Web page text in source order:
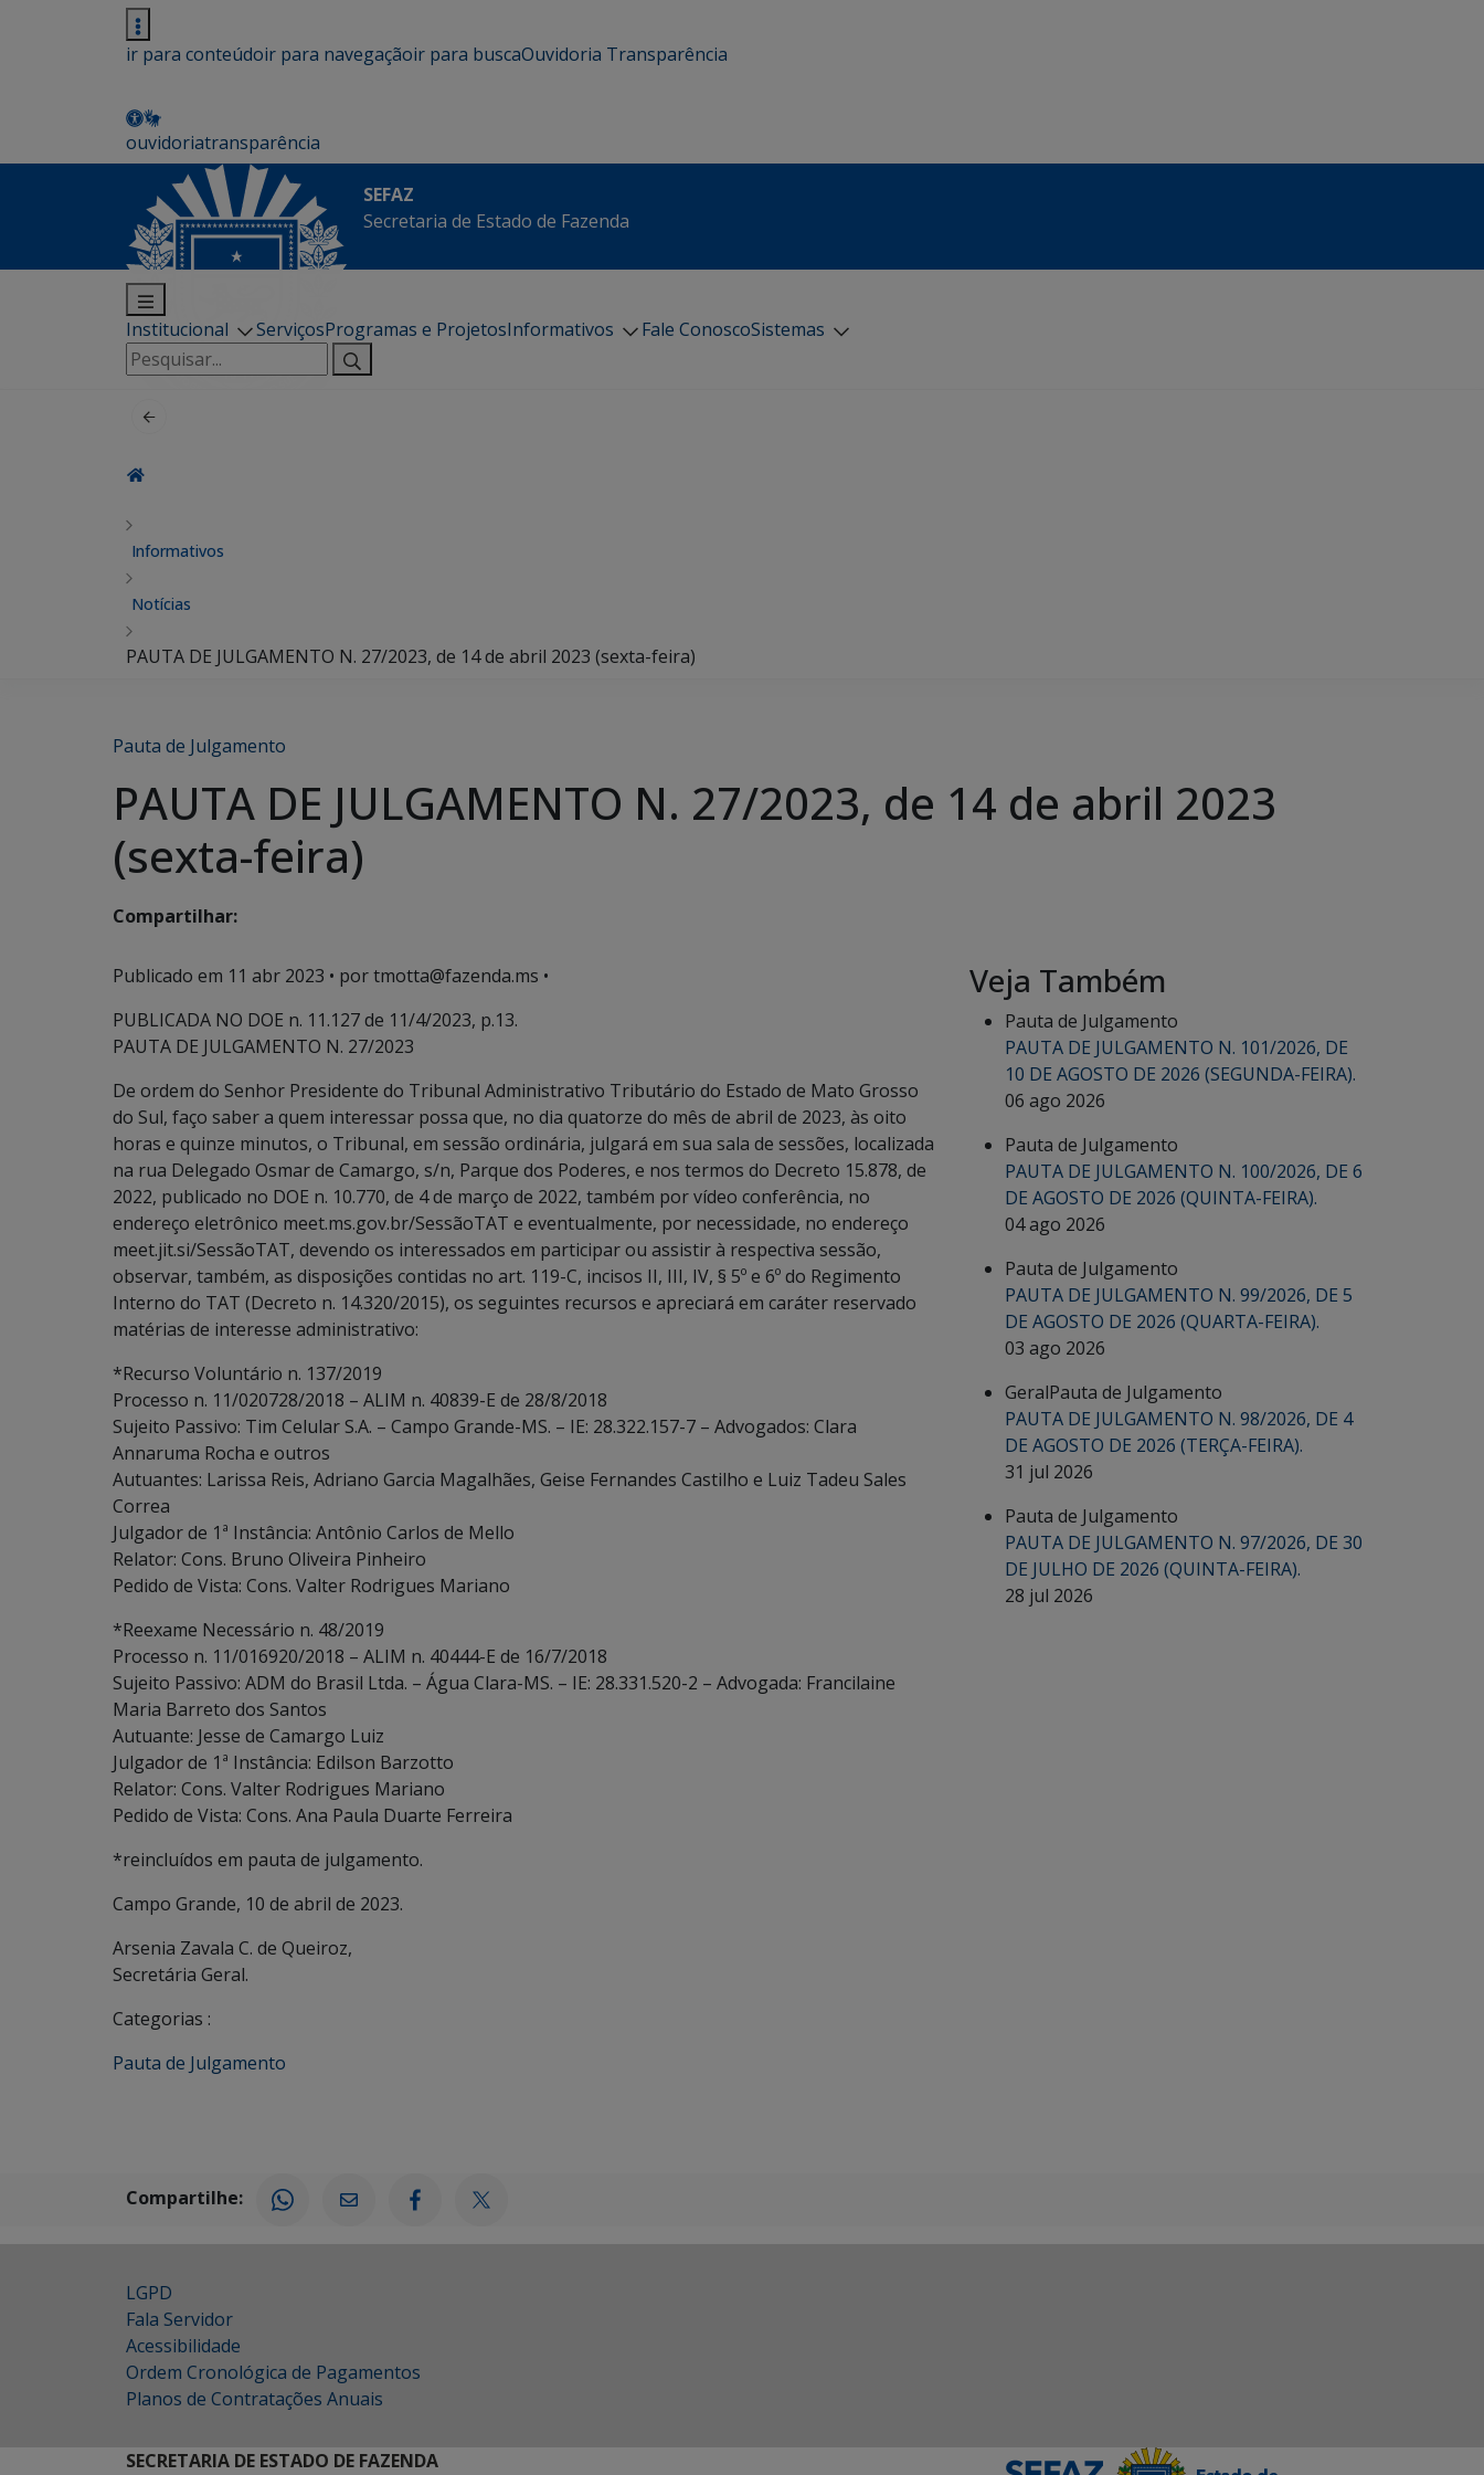
ir para conteúdoir para navegaçãoir para buscaOuvidoria Transparência
ouvidoriatransparência
SEFAZ
Secretaria de Estado de Fazenda
Institucional ServiçosProgramas e ProjetosInformativos Fale ConoscoSistemas
Pesquisar
por:
Informativos
Notícias
PAUTA DE JULGAMENTO N. 27/2023, de 14 de abril 2023 (sexta-feira)
Pauta de Julgamento
PAUTA DE JULGAMENTO N. 27/2023, de 14 de abril 2023
(sexta-feira)
Compartilhar:
Publicado em 11 abr 2023 • por tmotta@fazenda.ms •
PUBLICADA NO DOE n. 11.127 de 11/4/2023, p.13.
PAUTA DE JULGAMENTO N. 27/2023
De ordem do Senhor Presidente do Tribunal Administrativo Tributário do Estado de Mato Grosso
do Sul, faço saber a quem interessar possa que, no dia quatorze do mês de abril de 2023, às oito
horas e quinze minutos, o Tribunal, em sessão ordinária, julgará em sua sala de sessões, localizada
na rua Delegado Osmar de Camargo, s/n, Parque dos Poderes, e nos termos do Decreto 15.878, de
2022, publicado no DOE n. 10.770, de 4 de março de 2022, também por vídeo conferência, no
endereço eletrônico meet.ms.gov.br/SessãoTAT e eventualmente, por necessidade, no endereço
meet.jit.si/SessãoTAT, devendo os interessados em participar ou assistir à respectiva sessão,
observar, também, as disposições contidas no art. 119-C, incisos II, III, IV, § 5º e 6º do Regimento
Interno do TAT (Decreto n. 14.320/2015), os seguintes recursos e apreciará em caráter reservado
matérias de interesse administrativo:
*Recurso Voluntário n. 137/2019
Processo n. 11/020728/2018 – ALIM n. 40839-E de 28/8/2018
Sujeito Passivo: Tim Celular S.A. – Campo Grande-MS. – IE: 28.322.157-7 – Advogados: Clara
Annaruma Rocha e outros
Autuantes: Larissa Reis, Adriano Garcia Magalhães, Geise Fernandes Castilho e Luiz Tadeu Sales
Correa
Julgador de 1ª Instância: Antônio Carlos de Mello
Relator: Cons. Bruno Oliveira Pinheiro
Pedido de Vista: Cons. Valter Rodrigues Mariano
*Reexame Necessário n. 48/2019
Processo n. 11/016920/2018 – ALIM n. 40444-E de 16/7/2018
Sujeito Passivo: ADM do Brasil Ltda. – Água Clara-MS. – IE: 28.331.520-2 – Advogada: Francilaine
Maria Barreto dos Santos
Autuante: Jesse de Camargo Luiz
Julgador de 1ª Instância: Edilson Barzotto
Relator: Cons. Valter Rodrigues Mariano
Pedido de Vista: Cons. Ana Paula Duarte Ferreira
*reincluídos em pauta de julgamento.
Campo Grande, 10 de abril de 2023.
Arsenia Zavala C. de Queiroz,
Secretária Geral.
Categorias :
Pauta de Julgamento
Veja Também
Pauta de Julgamento
PAUTA DE JULGAMENTO N. 101/2026, DE
10 DE AGOSTO DE 2026 (SEGUNDA-FEIRA).
06 ago 2026
Pauta de Julgamento
PAUTA DE JULGAMENTO N. 100/2026, DE 6
DE AGOSTO DE 2026 (QUINTA-FEIRA).
04 ago 2026
Pauta de Julgamento
PAUTA DE JULGAMENTO N. 99/2026, DE 5
DE AGOSTO DE 2026 (QUARTA-FEIRA).
03 ago 2026
GeralPauta de Julgamento
PAUTA DE JULGAMENTO N. 98/2026, DE 4
DE AGOSTO DE 2026 (TERÇA-FEIRA).
31 jul 2026
Pauta de Julgamento
PAUTA DE JULGAMENTO N. 97/2026, DE 30
DE JULHO DE 2026 (QUINTA-FEIRA).
28 jul 2026
Compartilhe:
LGPD
Fala Servidor
Acessibilidade
Ordem Cronológica de Pagamentos
Planos de Contratações Anuais
SECRETARIA DE ESTADO DE FAZENDA